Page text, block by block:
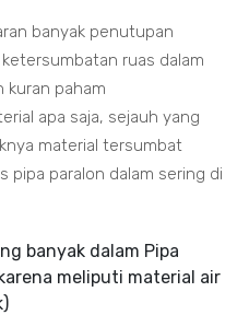
banyak penutupan
ruas dalam
kuran paham
apa saja, sejauh yang
material tersumbat
pipa paralon dalam sering di
banyak dalam Pipa
meliputi material air